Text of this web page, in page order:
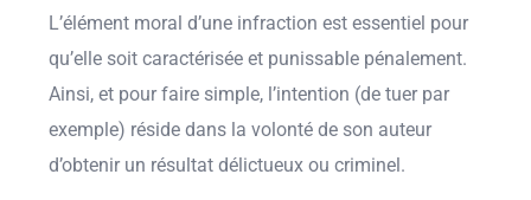
L’élément moral d’une infraction est essentiel pour
qu’elle soit caractérisée et punissable pénalement.
Ainsi, et pour faire simple, l’intention (de tuer par
exemple) réside dans la volonté de son auteur
d’obtenir un résultat délictueux ou criminel.